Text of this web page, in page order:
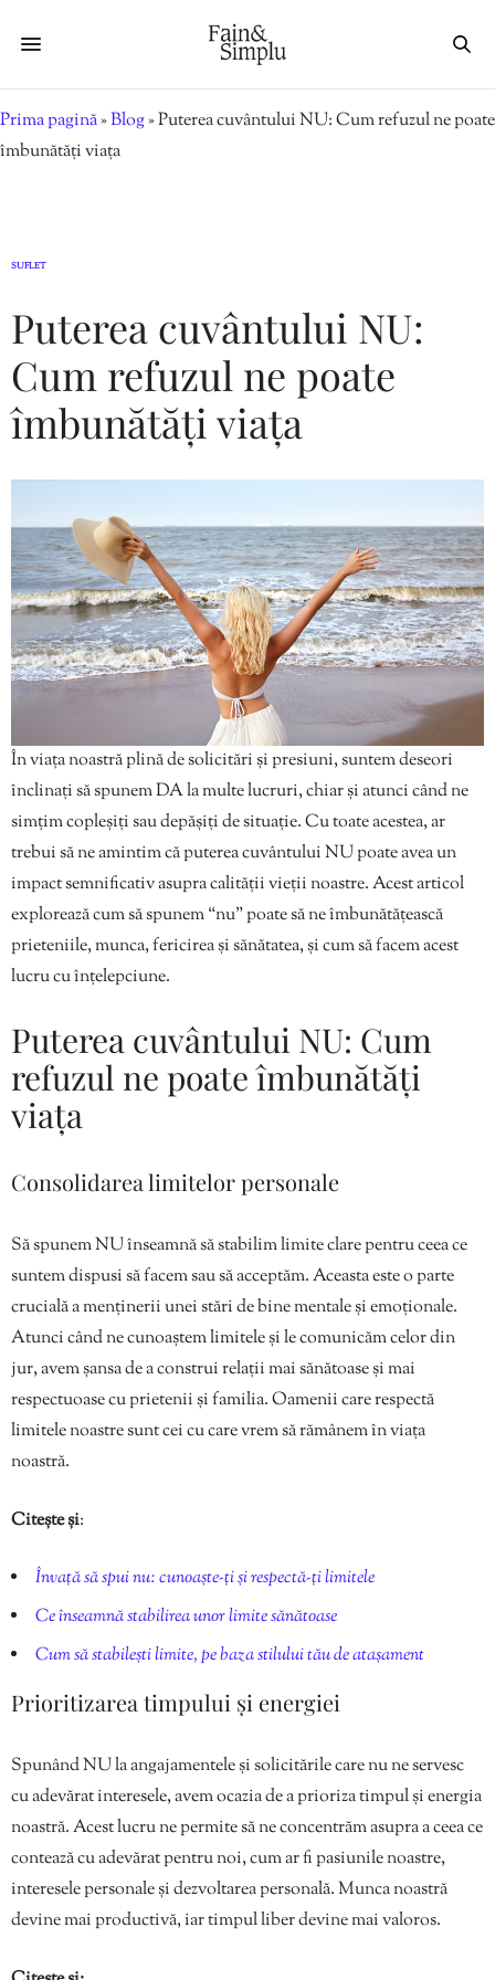
Prima pagină»Blog»Puterea cuvântului NU: Cum refuzul ne poate
îmbunătăți viața
SUFLET
Puterea cuvântului NU:
Cum refuzul ne poate
îmbunătăți viața
În viața noastră plină de solicitări și presiuni, suntem deseori
înclinați să spunem DA la multe lucruri, chiar și atunci când ne
simțim copleșiți sau depășiți de situație. Cu toate acestea, ar
trebui să ne amintim că puterea cuvântului NU poate avea un
impact semnificativ asupra calității vieții noastre. Acest articol
explorează cum să spunem “nu” poate să ne îmbunătățească
prieteniile, munca, fericirea și sănătatea, și cum să facem acest
lucru cu înțelepciune.
Puterea cuvântului NU: Cum
refuzul ne poate îmbunătăți
viața
Consolidarea limitelor personale
Să spunem NU înseamnă să stabilim limite clare pentru ceea ce
suntem dispusi să facem sau să acceptăm. Aceasta este o parte
crucială a menținerii unei stări de bine mentale și emoționale.
Atunci când ne cunoaștem limitele și le comunicăm celor din
jur, avem șansa de a construi relații mai sănătoase și mai
respectuoase cu prietenii și familia. Oamenii care respectă
limitele noastre sunt cei cu care vrem să rămânem în viața
noastră.
Citește și:
Învață să spui nu: cunoaște-ți și respectă-ți limitele
Ce înseamnă stabilirea unor limite sănătoase
Cum să stabilești limite, pe baza stilului tău de atașament
Prioritizarea timpului și energiei
Spunând NU la angajamentele și solicitările care nu ne servesc
cu adevărat interesele, avem ocazia de a prioriza timpul și energia
noastră. Acest lucru ne permite să ne concentrăm asupra a ceea ce
contează cu adevărat pentru noi, cum ar fi pasiunile noastre,
interesele personale și dezvoltarea personală. Munca noastră
devine mai productivă, iar timpul liber devine mai valoros.